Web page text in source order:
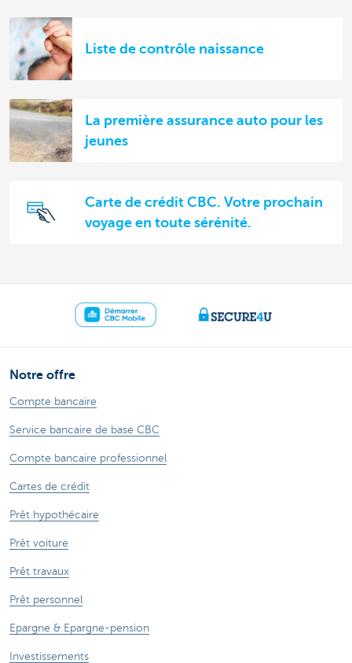
Liste de contrôle naissance
La première assurance auto pour les
jeunes
Carte de crédit CBC. Votre prochain
voyage en toute sérénité.
Notre offre
Compte bancaire
Service bancaire de base CBC
Compte bancaire professionnel
Cartes de crédit
Prêt hypothécaire
Prêt voiture
Prêt travaux
Prêt personnel
Epargne & Epargne-pension
Investissements